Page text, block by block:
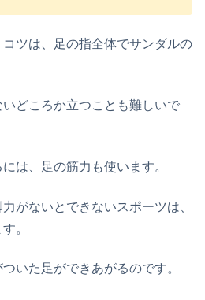
ツは、足の指全体でサンダルの
どころか立つことも難しいで
は、足の筋力も使います。
がないとできないスポーツは、
。
いた足ができあがるのです。